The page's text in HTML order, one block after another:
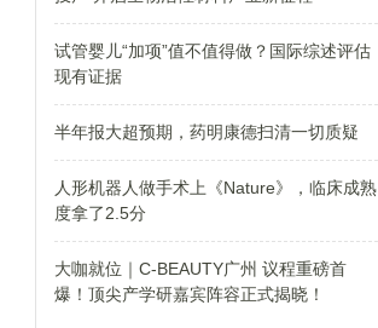
试管婴儿“加项”值不值得做？国际综述评估
现有证据
半年报大超预期，药明康德扫清一切质疑
人形机器人做手术上《Nature》，临床成熟
度拿了2.5分
大咖就位｜C-BEAUTY广州 议程重磅首
爆！顶尖产学研嘉宾阵容正式揭晓！